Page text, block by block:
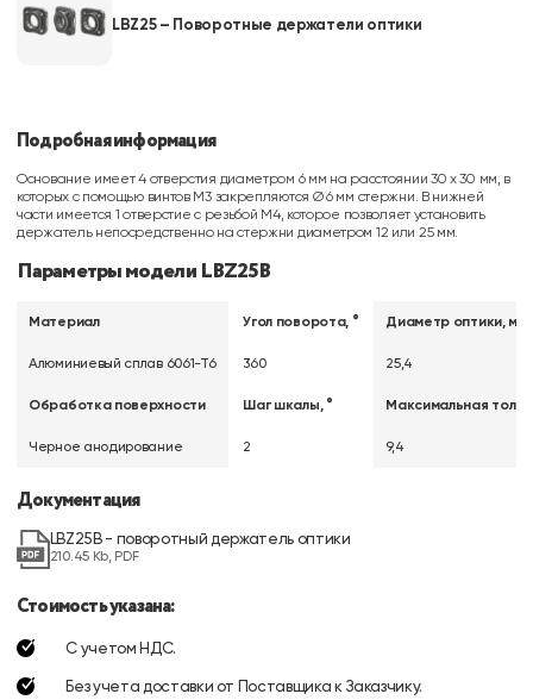
LBZ25 – Поворотные держатели оптики
Подробная информация
Основание имеет 4 отверстия диаметром 6 мм на расстоянии 30 x 30 мм, в
которых с помощью винтов M3 закрепляются Ø 6 мм стержни. В нижней
части имеется 1 отверстие с резьбой M4, которое позволяет установить
держатель непосредственно на стержни диаметром 12 или 25 мм.
Параметры модели LBZ25B
Материал
Алюминиевый сплав 6061-Т6
Обработка поверхности
Черное анодирование
Угол поворота, °
360
Шаг шкалы, °
2
Диаметр оптики, мм
25,4
Максимальная
9,4
Документация
LBZ25B - поворотный держатель оптики
210.45 Kb, PDF
Стоимость указана:
С учетом НДС.
Без учета доставки от Поставщика к Заказчику.